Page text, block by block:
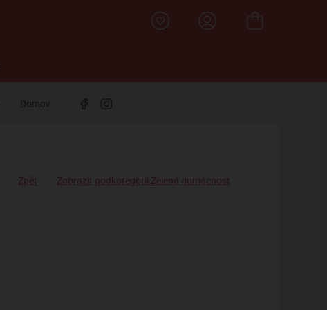
Domov
Zpět Zobrazit podkategorii Zelená domácnost